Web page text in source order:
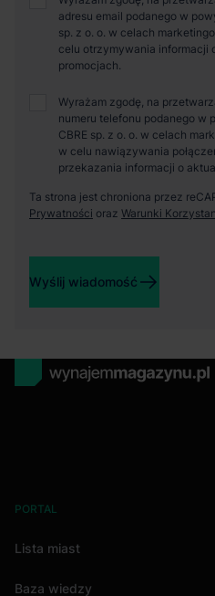
adresu email podanego w
sp. z o. o. w celach
celu otrzymywania informacji
promocjach.
Wyrażam zgodę, na
numeru telefonu podanego w
CBRE sp. z o. o. w celach
w celu nawiązywania
przekazania informacji o
Ta strona jest chroniona przez
Prywatności oraz Warunki
Wyślij wiadomość
PORTAL
Lista miast
Baza wiedzy